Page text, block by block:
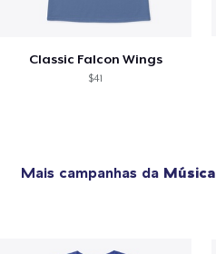
Classic Falcon Wings
$41
Mais campanhas da Música